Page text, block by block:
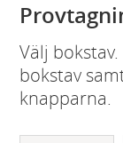
Välj
bokstav
knapparna.